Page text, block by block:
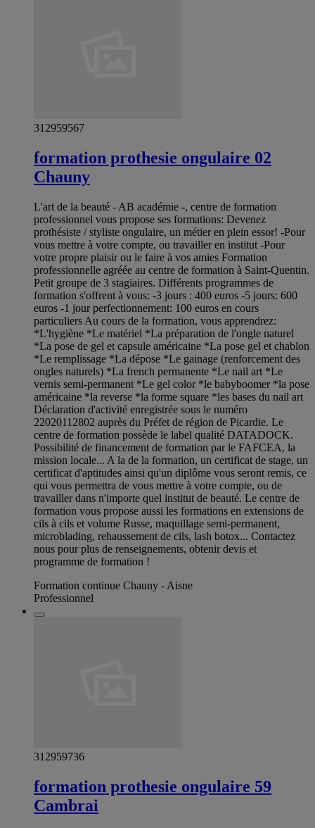
312959567
formation prothesie ongulaire 02
Chauny
L'art de la beauté - AB académie -, centre de formation
professionnel vous propose ses formations: Devenez
prothésiste / styliste ongulaire, un métier en plein essor! -Pour
vous mettre à votre compte, ou travailler en institut -Pour
votre propre plaisir ou le faire à vos amies Formation
professionnelle agréée au centre de formation à Saint-Quentin.
Petit groupe de 3 stagiaires. Différents programmes de
formation s'offrent à vous: -3 jours : 400 euros -5 jours: 600
euros -1 jour perfectionnement: 100 euros en cours
particuliers Au cours de la formation, vous apprendrez:
*L'hygiène *Le matériel *La préparation de l'ongle naturel
*La pose de gel et capsule américaine *La pose gel et chablon
*Le remplissage *La dépose *Le gainage (renforcement des
ongles naturels) *La french permanente *Le nail art *Le
vernis semi-permanent *Le gel color *le babyboomer *la pose
américaine *la reverse *la forme square *les bases du nail art
Déclaration d'activité enregistrée sous le numéro
22020112802 auprès du Préfet de région de Picardie. Le
centre de formation possède le label qualité DATADOCK.
Possibilité de financement de formation par le FAFCEA, la
mission locale... A la de la formation, un certificat de stage, un
certificat d'aptitudes ainsi qu'un diplôme vous seront remis, ce
qui vous permettra de vous mettre à votre compte, ou de
travailler dans n'importe quel institut de beauté. Le centre de
formation vous propose aussi les formations en extensions de
cils à cils et volume Russe, maquillage semi-permanent,
microblading, rehaussement de cils, lash botox... Contactez
nous pour plus de renseignements, obtenir devis et
programme de formation !
Formation continue Chauny - Aisne
Professionnel
312959736
formation prothesie ongulaire 59
Cambrai